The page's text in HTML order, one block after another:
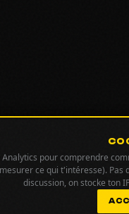
pour comprendre
ce qui t'intéresse). Pas
discussion, on stocke ton